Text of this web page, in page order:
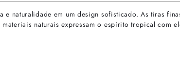
e naturalidade em um design sofisticado. As tiras
naturais expressam o espírito tropical com